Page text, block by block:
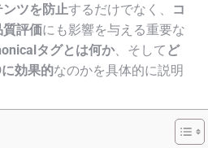
ツを防止するだけでなく、
コ
質評価にも影響を与える重要な
タグとは何か、そして ど
効果的なのかを具体的に説明